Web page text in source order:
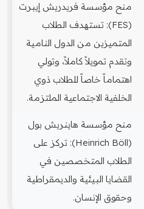
منح مؤسسة فريدريش إيبرت
(FES): تستهدف الطلاب
المتميزين من الدول النامية
وتقدم تمويلاً كاملاً، وتولي
اهتماماً خاصاً للطلاب ذوي
الخلفية الاجتماعية الملتزمة.
منح مؤسسة هاينريش بول
(Heinrich Böll): تركز على
الطلاب المتخصصين في
القضايا البيئية والديمقراطية
وحقوق الإنسان.